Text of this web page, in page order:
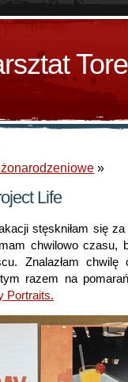
»
Life
stęskniłam się
chwilowo czasu,
Znalazłam chwilę
razem na
Portraits.